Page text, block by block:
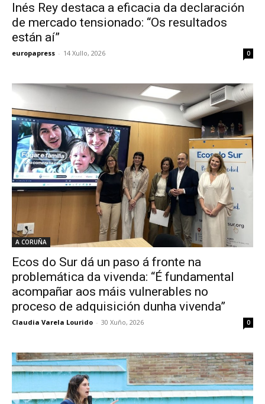
Inés Rey destaca a eficacia da declaración
de mercado tensionado: “Os resultados
están aí”
europapress - 14 Xullo, 2026 0
A CORUÑA
Ecos do Sur dá un paso á fronte na
problemática da vivenda: “É fundamental
acompañar aos máis vulnerables no
proceso de adquisición dunha vivenda”
Claudia Varela Lourido - 30 Xuño, 2026 0